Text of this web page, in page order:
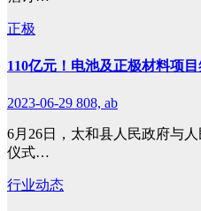
正极
110亿元！电池及正极材料项
2023-06-29 808, ab
6月26日，太和县人民政府与
仪式…
行业动态